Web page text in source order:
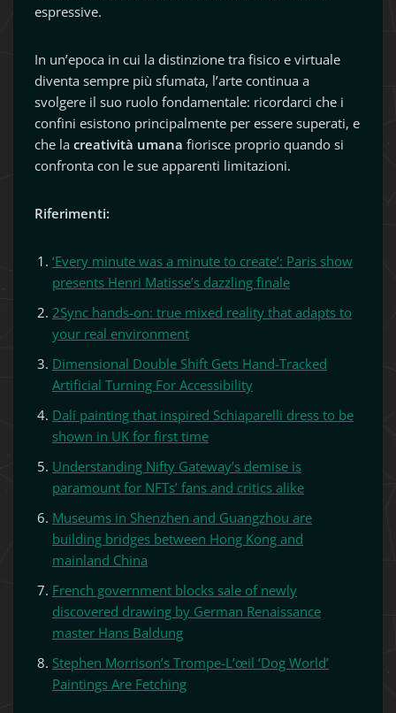
espressive.
In un’epoca in cui la distinzione tra fisico e virtuale
diventa sempre più sfumata, l’arte continua a
svolgere il suo ruolo fondamentale: ricordarci che i
confini esistono principalmente per essere superati, e
che la creatività umana fiorisce proprio quando si
confronta con le sue apparenti limitazioni.
Riferimenti:
‘Every minute was a minute to create’: Paris show
presents Henri Matisse’s dazzling finale
2Sync hands-on: true mixed reality that adapts to
your real environment
Dimensional Double Shift Gets Hand-Tracked
Artificial Turning For Accessibility
Dalí painting that inspired Schiaparelli dress to be
shown in UK for first time
Understanding Nifty Gateway’s demise is
paramount for NFTs’ fans and critics alike
Museums in Shenzhen and Guangzhou are
building bridges between Hong Kong and
mainland China
French government blocks sale of newly
discovered drawing by German Renaissance
master Hans Baldung
Stephen Morrison’s Trompe-L’œil ‘Dog World’
Paintings Are Fetching